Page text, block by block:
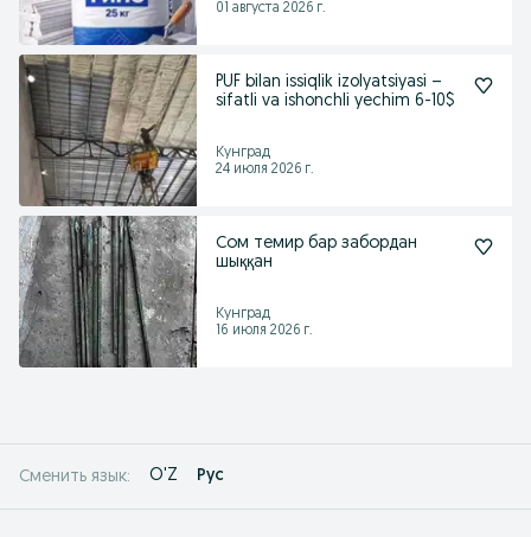
01 августа 2026 г.
PUF bilan issiqlik izolyatsiyasi –
sifatli va ishonchli yechim 6-10$
Кунград
24 июля 2026 г.
Сом темир бар забордан
шыққан
Кунград
16 июля 2026 г.
Сменить язык: O'Z Рус